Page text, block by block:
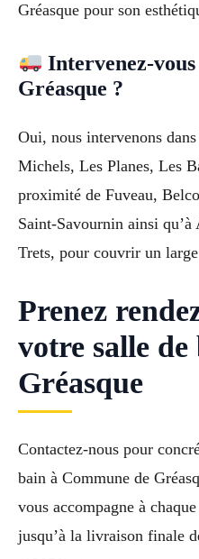
Gréasque pour son
Intervenez-vous
Gréasque ?
Oui, nous intervenons
Michels, Les Planes, Les
proximité de Fuveau,
Saint-Savournin ainsi
Trets, pour couvrir un
Prenez
votre salle de
Gréasque
Contactez-nous pour
bain à Commune de
vous accompagne à
jusqu’à la livraison finale